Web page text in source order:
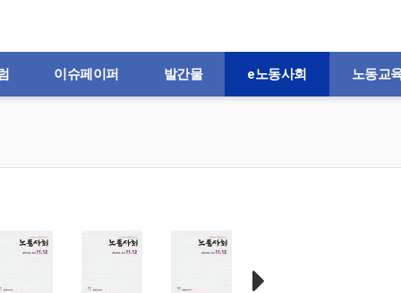
이슈페이퍼 발간물 e노동사회 노동교